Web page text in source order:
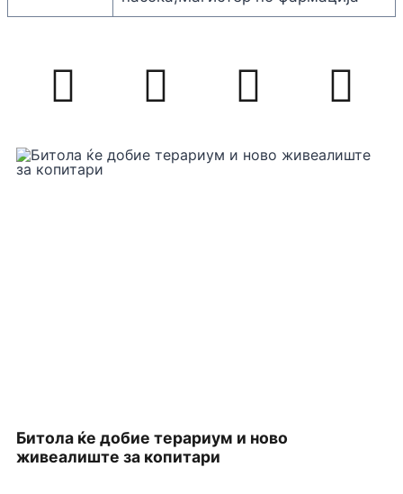
Битола ќе добие терариум и ново
живеалиште за копитари